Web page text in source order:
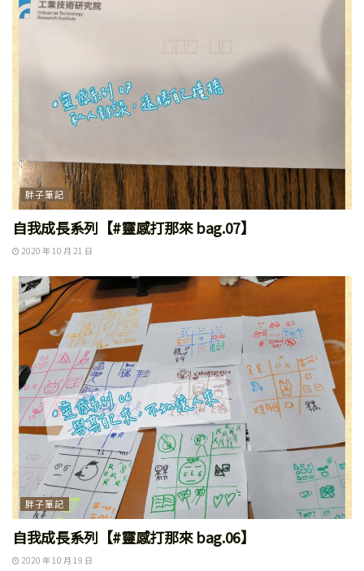
胖子筆記
自我成長系列【#靈感打那來 bag.07】
2020 年 10 月 21 日
胖子筆記
自我成長系列【#靈感打那來 bag.06】
2020 年 10 月 19 日